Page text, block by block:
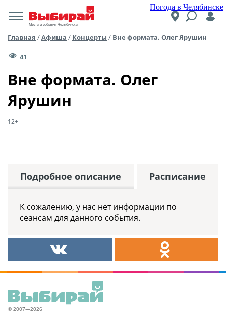
Погода в Челябинске
Места и события Челябинска
Главная /Афиша / Концерты / Вне формата. Олег Ярушин
41
Вне формата. Олег
Ярушин
12+
Подробное описание Расписание
К сожалению, у нас нет информации по
сеансам для данного события.
© 2007—2026